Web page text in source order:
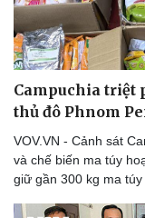
Thể thao
Bóng đá
Lịch thi đấu bóng đá
Thế giới thể thao
Campuchia triệt
thủ đô Phnom
VOV.VN - Cảnh sát
và chế biến ma túy
giữ gần 300 kg ma túy